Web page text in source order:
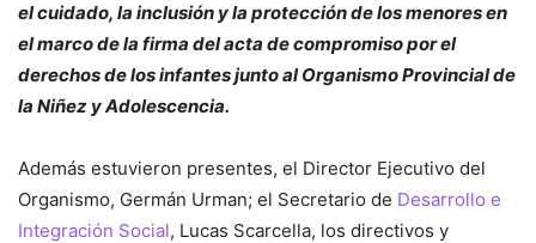
el cuidado, la inclusión y la protección de los menores en
el marco de la firma del acta de compromiso por el
derechos de los infantes junto al Organismo Provincial de
la Niñez y Adolescencia.
Además estuvieron presentes, el Director Ejecutivo del
Organismo, Germán Urman; el Secretario de Desarrollo e
Integración Social, Lucas Scarcella, los directivos y